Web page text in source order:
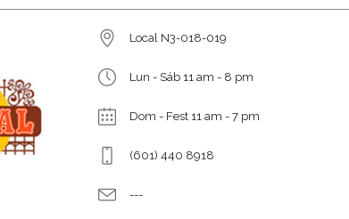
Local N3-018-019
Lun - Sáb 11 am - 8 pm
Dom - Fest 11 am - 7 pm
(601) 440 8918
---